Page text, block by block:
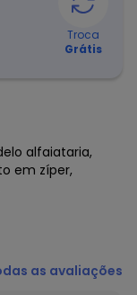
Troca
Grátis
alfaiataria,
em zíper,
as avaliações